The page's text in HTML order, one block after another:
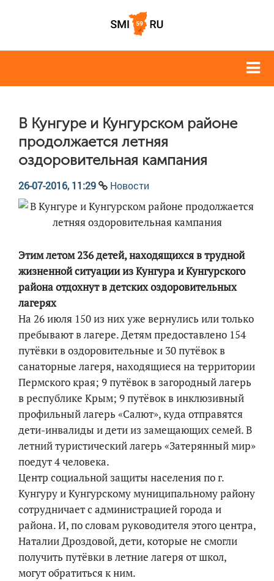
В Кунгуре и Кунгурском районе
продолжается летняя
оздоровительная кампания
26-07-2016, 11:29 Новости
Этим летом 236 детей, находящихся в трудной
жизненной ситуации из Кунгура и Кунгурского
района отдохнут в детских оздоровительных
лагерях
На 26 июля 150 из них уже вернулись или только
пребывают в лагере. Детям предоставлено 154
путёвки в оздоровительные и 30 путёвок в
санаторные лагеря, находящиеся на территории
Пермского края; 9 путёвок в загородный лагерь
в республике Крым; 9 путёвок в инклюзивный
профильный лагерь «Салют», куда отправятся
дети-инвалиды и дети из замещающих семей. В
летний туристический лагерь «Затерянный мир»
поедут 4 человека.
Центр социальной защиты населения по г.
Кунгуру и Кунгурскому муниципальному району
сотрудничает с администрацией города и
района. И, по словам руководителя этого центра,
Наталии Дроздовой, дети, которые не смогли
получить путёвки в летние лагеря от школ,
могут обратиться к ним.